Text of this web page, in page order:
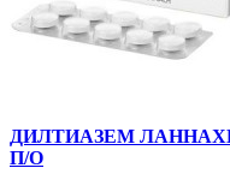
ДИЛТИАЗЕМ
П/О